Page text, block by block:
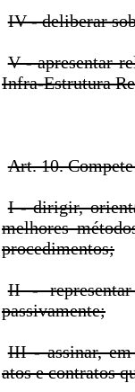
IV - deliberar
V - apresentar
Infra-Estrutura
Art. 10.
I - dirigir,
melhores
procedimentos;
II -
passivamente;
III - assinar, em
atos e contratos